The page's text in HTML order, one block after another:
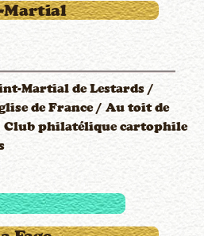
Martial
Martial de Lestards /
de France / Au toit de
Club philatélique cartophile